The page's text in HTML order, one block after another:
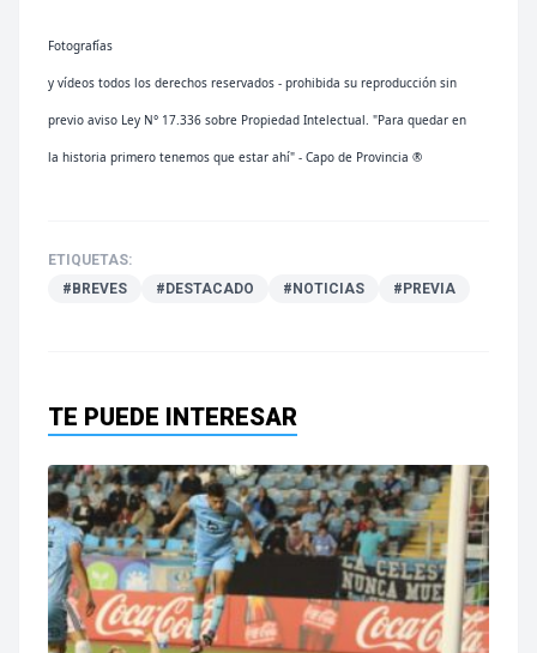
Fotografías
y vídeos todos los derechos reservados - prohibida su reproducción sin
previo aviso Ley N° 17.336 sobre Propiedad Intelectual. "Para quedar en
la historia primero tenemos que estar ahí" - Capo de Provincia ®
ETIQUETAS:
#BREVES
#DESTACADO #NOTICIAS #PREVIA
TE PUEDE INTERESAR